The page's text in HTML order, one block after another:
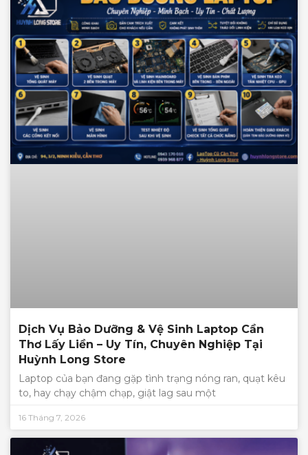
Dịch Vụ Bảo Dưỡng & Vệ Sinh Laptop Cần
Thơ Lấy Liền – Uy Tín, Chuyên Nghiệp Tại
Huỳnh Long Store
Laptop của bạn đang gặp tình trạng nóng ran, quạt kêu
to, hay chạy chậm chạp, giật lag sau một
16 Tháng 7, 2026